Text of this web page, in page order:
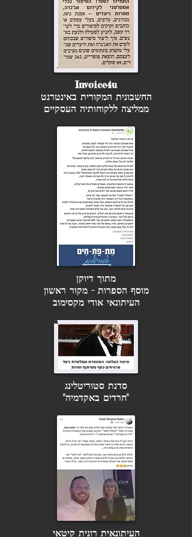
Invoice4u
החשבונית המקורית באינטרנט
ממליצה ללקוחותיה העסקיים
מתוך דיוקן
מוסף הספרות - מקור ראשון
העיתונאי אודי מקסימוב
סדנת סטוריטלינג
"חרדים באקדמיה"
העיתונאית רונית קיטאי